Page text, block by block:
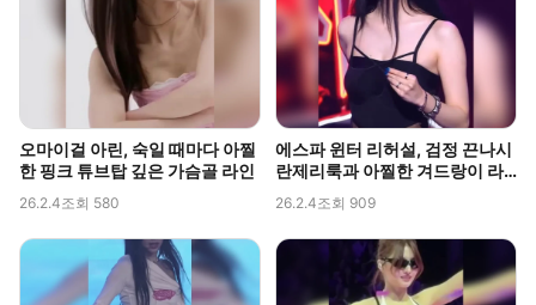
오마이걸 아린, 숙일 때마다 아찔
한 핑크 튜브탑 깊은 가슴골 라인
26.2.4조회 580
에스파 윈터 리허설, 검정 끈나시
란제리룩과 아찔한 겨드랑이 라
26.2.4조회 909